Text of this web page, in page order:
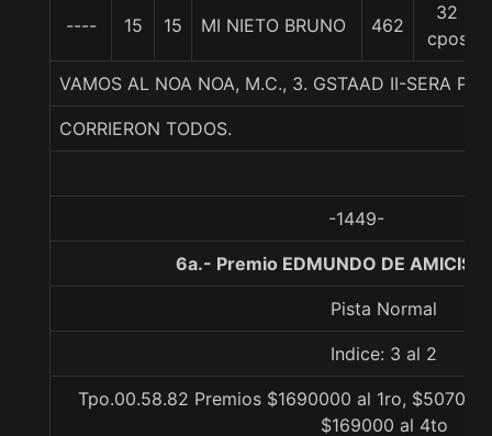
---- 15 15 MI NIETO BRUNO 462
32
cpos
VAMOS AL NOA NOA, M.C., 3. GSTAAD II-SERA
CORRIERON TODOS.
-1449-
6a.- Premio EDMUNDO DE AMICIS,
Pista Normal
Indice: 3 al 2
Tpo.00.58.82 Premios $1690000 al 1ro,
$169000 al 4to